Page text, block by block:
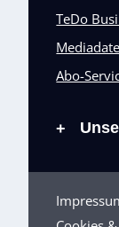
TeDo
Abo-
+